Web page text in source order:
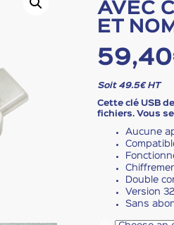
AVEC
ET
59,40
Soit 49.5€ HT
Cette clé USB
fichiers. Vous
Aucune
Double
Version
Sans